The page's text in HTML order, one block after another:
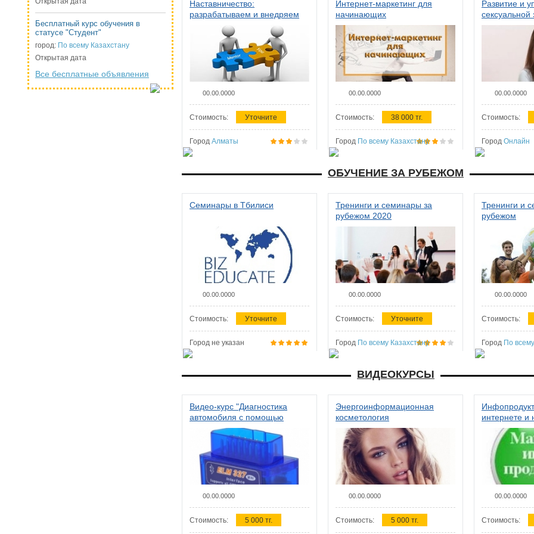
Бесплатный курс обучения в
статусе "Студент"
город: По всему Казахстану
Открытая дата
Все бесплатные объявления
Наставничество:
разрабатываем и внедряем
систему наставничества в
организации
00.00.0000
Стоимость: Уточните
Город Алматы
Интернет-маркетинг для
начинающих
00.00.0000
Стоимость: 38 000 тг.
Город По всему Казахстану
Развитие и
сексуальной
женщин
00.00.0000
Стоимость:
Город Онлайн
ОБУЧЕНИЕ ЗА РУБЕЖОМ
Семинары в Тбилиси
00.00.0000
Стоимость: Уточните
Город не указан
Тренинги и семинары за
рубежом 2020
00.00.0000
Стоимость: Уточните
Город По всему Казахстану
Тренинги и
рубежом
00.00.0000
Стоимость:
Город По
ВИДЕОКУРСЫ
Видео-курс "Диагностика
автомобиля с помощью
сканера ELM 327"
00.00.0000
Стоимость: 5 000 тг.
Энергоинформационная
косметология
00.00.0000
Стоимость: 5 000 тг.
интернете и
00.00.0000
Стоимость: